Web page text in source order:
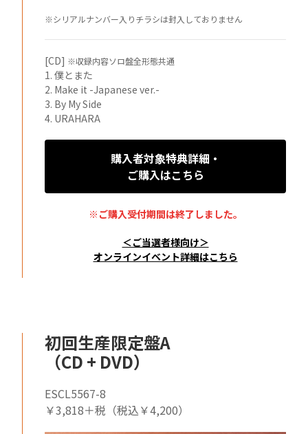
※シリアルナンバー入りチラシは封入しておりません
[CD] ※収録内容ソロ盤全形態共通
1. 僕とまた
2. Make it -Japanese ver.-
3. By My Side
4. URAHARA
購入者対象特典詳細・
ご購入はこちら
※ご購入受付期間は終了しました。
＜ご当選者様向け＞
オンラインイベント詳細はこちら
初回生産限定盤A
（CD + DVD）
ESCL5567-8
￥3,818＋税（税込￥4,200）